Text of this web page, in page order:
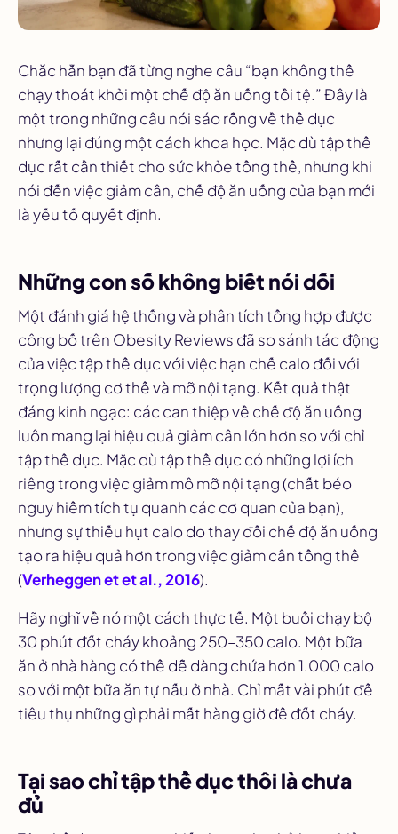
Chắc hẳn bạn đã từng nghe câu “bạn không thể
chạy thoát khỏi một chế độ ăn uống tồi tệ.” Đây là
một trong những câu nói sáo rỗng về thể dục
nhưng lại đúng một cách khoa học. Mặc dù tập thể
dục rất cần thiết cho sức khỏe tổng thể, nhưng khi
nói đến việc giảm cân, chế độ ăn uống của bạn mới
là yếu tố quyết định.
Những con số không biết nói dối
Một đánh giá hệ thống và phân tích tổng hợp được
công bố trên Obesity Reviews đã so sánh tác động
của việc tập thể dục với việc hạn chế calo đối với
trọng lượng cơ thể và mỡ nội tạng. Kết quả thật
đáng kinh ngạc: các can thiệp về chế độ ăn uống
luôn mang lại hiệu quả giảm cân lớn hơn so với chỉ
tập thể dục. Mặc dù tập thể dục có những lợi ích
riêng trong việc giảm mô mỡ nội tạng (chất béo
nguy hiểm tích tụ quanh các cơ quan của bạn),
nhưng sự thiếu hụt calo do thay đổi chế độ ăn uống
tạo ra hiệu quả hơn trong việc giảm cân tổng thể
(Verheggen et et al., 2016).
Hãy nghĩ về nó một cách thực tế. Một buổi chạy bộ
30 phút đốt cháy khoảng 250–350 calo. Một bữa
ăn ở nhà hàng có thể dễ dàng chứa hơn 1.000 calo
so với một bữa ăn tự nấu ở nhà. Chỉ mất vài phút để
tiêu thụ những gì phải mất hàng giờ để đốt cháy.
Tại sao chỉ tập thể dục thôi là chưa
đủ